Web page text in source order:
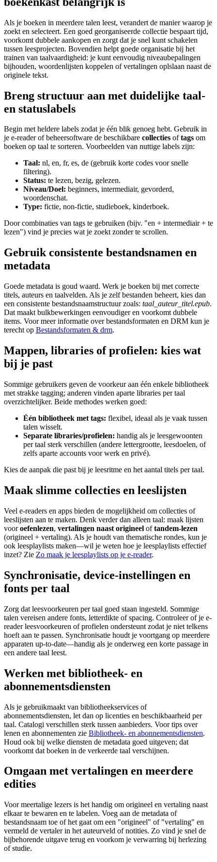
Als je boeken in meerdere talen leest, verandert de manier waarop je
zoekt en selecteert. Een goed georganiseerde collectie bespaart tijd,
voorkomt dubbele aankopen en zorgt dat je snel kunt schakelen
tussen leesprojecten. Bovendien helpt goede organisatie bij het
trainen van taalvaardigheid: je kunt eenvoudig niveaubepalingen
bijhouden, woordenlijsten koppelen of vertalingen oplslaan naast de
originele tekst.
Breng structuur aan met duidelijke taal-
en statuslabels
Begin met heldere labels zodat je één blik genoeg hebt. Gebruik in
je e-reader of beheersoftware de beschikbare collecties oftags om
boeken op taal te sorteren. Voorbeelden van nuttige labels zijn:
Taal: nl, en, fr, es, de (gebruik korte codes voor snelle
filtering).
Status: te lezen, bezig, gelezen.
Niveau/Doel: beginners, intermediair, gevorderd,
woordenschat.
Type: fictie, non-fictie, studieboek, kinderboek.
Door combinaties van tags te gebruiken (bijv. "en + intermediair + te
lezen") vind je precies wat je zoekt zonder te scrollen.
Gebruik consistente bestandsnamen en
metadata
Goede metadata is goud waard. Werk je boeken bij met correcte
titels, auteurs en taalvelden. Als je zelf bestanden beheert, kies dan
een consistente bestandsnaamstructuur zoals: taal_auteur_titel.epub.
Dat maakt bulkbewerkingen eenvoudiger en voorkomt dubbele
items. Voor meer informatie over bestandsformaten en DRM kun je
terecht op Bestandsformaten & drm.
Mappen, libraries of profielen: kies wat
bij je past
Sommige gebruikers geven de voorkeur aan één enkele bibliotheek
met strakke tagging; anderen vinden aparte libraries per taal
overzichtelijker. Beide methodes werken goed:
Één bibliotheek met tags: flexibel, ideaal als je vaak tussen
talen wisselt.
Separate libraries/profielen: handig als je leesgewoonten
per taal sterk verschillen (andere lettergrootte, leesdoelen, of
zelfs aparte accounts voor werk en privé).
Kies de aanpak die past bij je leesritme en het aantal titels per taal.
Maak slimme collecties en leeslijsten
Veel e-readers en apps bieden de mogelijkheid om collecties of
leeslijsten aan te maken. Denk verder dan alleen taal: maak lijsten
vooroefenlezen, vertalingen naast origineel oftandem-lezen
(origineel + vertaling). Als je houdt van thematische rondes, kun je
ook leesplaylists maken—wil je weten hoe je leesplaylists effectief
inzet? Zie Zo maak je leesplaylists op je e-reader.
Synchronisatie, device-instellingen en
fonts per taal
Zorg dat leesvoorkeuren per taal goed staan ingesteld. Sommige
talen vereisen andere fonts, letterdikte of spacing. Controleer of je e-
reader leesvoorkeuren of profielen ondersteunt zodat je niet telkens
hoeft aan te passen. Synchronisatie houdt je voortgang op meerdere
apparaten up-to-date—handig als je onderweg een korte passage in
een andere taal leest.
Werken met bibliotheek- en
abonnementsdiensten
Als je gebruikmaakt van bibliotheekservices of
abonnementsdiensten, let dan op licenties en beschikbaarheid per
taal. Catalogi verschillen sterk tussen aanbieders. Voor tips over
lenen en abonnementen zie Bibliotheek- en abonnementsdiensten.
Houd ook bij welke diensten de metadata goed uitgeven; dat
voorkomt dat boeken in de verkeerde taal verschijnen.
Omgaan met vertalingen en meerdere
edities
Voor meertalige lezers is het handig om origineel en vertaling naast
elkaar te bewaren en te labelen. Voeg aan de metadata of
bestandsnaam toe of het gaat om een "origineel" of "vertaling" en
vermeld de vertaler in het auteurveld of notities. Zo vind je snel de
bijbehorende uitgave terug en voorkom je verwarring bij herlezing
of studie.